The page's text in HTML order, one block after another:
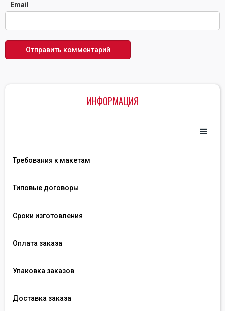
ИНФОРМАЦИЯ
Требования к макетам
Типовые договоры
Сроки изготовления
Оплата заказа
Упаковка заказов
Доставка заказа
Email